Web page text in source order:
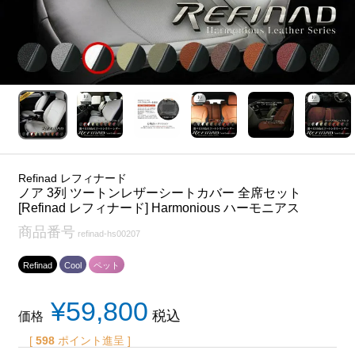
Refinad レフィナード
ノア 3列 ツートンレザーシートカバー 全席セット
[Refinad レフィナード] Harmonious ハーモニアス
商品番号 refinad-hs00207
Refinad Cool ペット
価格 ¥59,800 税込
[ 598 ポイント進呈 ]